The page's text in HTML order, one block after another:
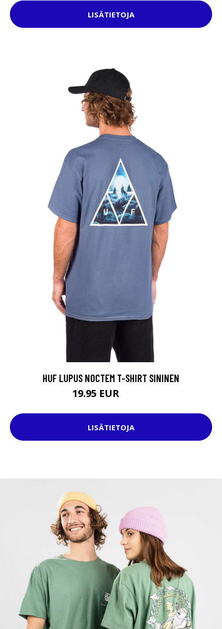
LISÄTIETOJA
HUF LUPUS NOCTEM T-SHIRT SININEN
19.95 EUR
LISÄTIETOJA